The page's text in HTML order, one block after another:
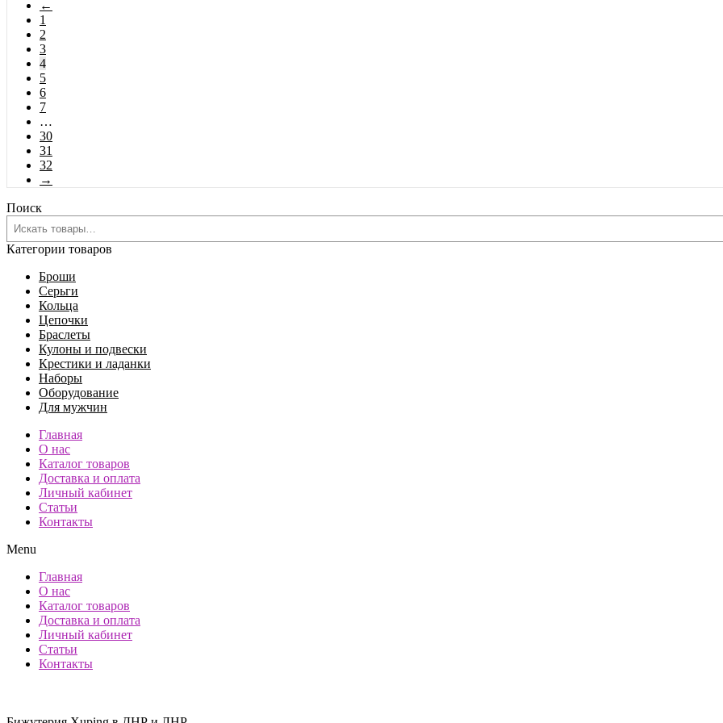
←
1
2
3
4
5
6
7
…
30
31
32
→
Поиск
Категории товаров
Броши
Серьги
Кольца
Цепочки
Браслеты
Кулоны и подвески
Крестики и ладанки
Наборы
Оборудование
Для мужчин
Главная
О нас
Каталог товаров
Доставка и оплата
Личный кабинет
Статьи
Контакты
Menu
Главная
О нас
Каталог товаров
Доставка и оплата
Личный кабинет
Статьи
Контакты